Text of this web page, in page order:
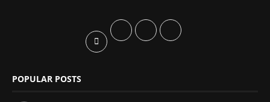
POPULAR POSTS